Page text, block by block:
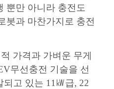
뿐만 아니라 충전도
봇과 마찬가지로 충전
가격과 가벼운 무게
무선충전 기술을 선
고 있는 11㎾급, 22